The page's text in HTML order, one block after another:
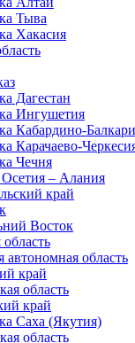
Тыва
Хакасия
Дагестан
Ингушетия
Кабардино-
Карачаево-
Чечня
– Алания
край
Восток
автономная область
край
область
край
Саха (Якутия)
область